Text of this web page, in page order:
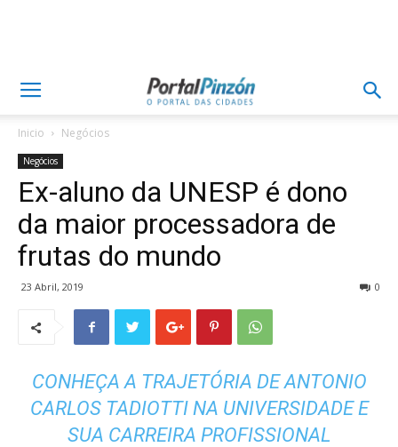
Inicio Negócios
Negócios
Ex-aluno da UNESP é dono
da maior processadora de
frutas do mundo
23 Abril, 2019 0
CONHEÇA A TRAJETÓRIA DE ANTONIO
CARLOS TADIOTTI NA UNIVERSIDADE E
SUA CARREIRA PROFISSIONAL